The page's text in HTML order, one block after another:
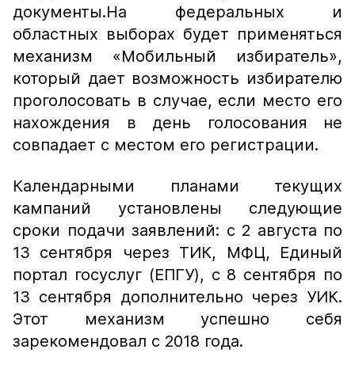
документы.На федеральных и
областных выборах будет применяться
механизм «Мобильный избиратель»,
который дает возможность избирателю
проголосовать в случае, если место его
нахождения в день голосования не
совпадает с местом его регистрации.
Календарными планами текущих
кампаний установлены следующие
сроки подачи заявлений: с 2 августа по
13 сентября через ТИК, МФЦ, Единый
портал госуслуг (ЕПГУ), с 8 сентября по
13 сентября дополнительно через УИК.
Этот механизм успешно себя
зарекомендовал с 2018 года.